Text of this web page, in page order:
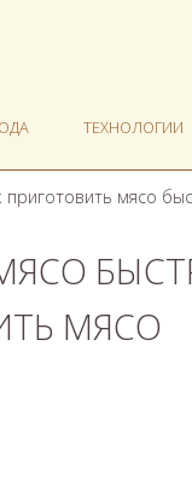
ТЕХНОЛОГИИ
приготовить мясо
МЯСО